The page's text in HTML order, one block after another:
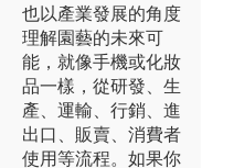
也以產業發展的角度
理解園藝的未來可
能，就像手機或化妝
品一樣，從研發、生
產、運輸、行銷、進
出口、販賣、消費者
使用等流程。如果你